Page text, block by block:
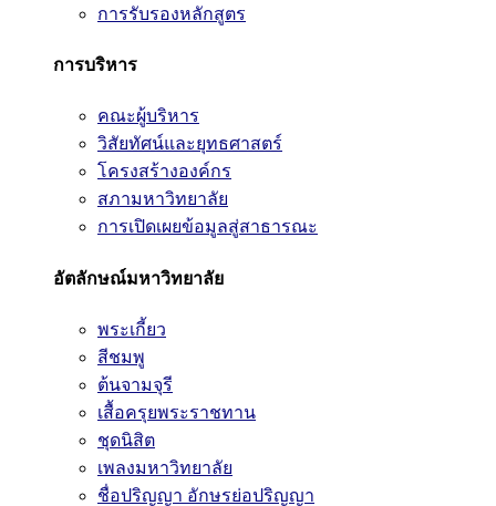
การรับรองหลักสูตร
การบริหาร
คณะผู้บริหาร
วิสัยทัศน์และยุทธศาสตร์
โครงสร้างองค์กร
สภามหาวิทยาลัย
การเปิดเผยข้อมูลสู่สาธารณะ
อัตลักษณ์มหาวิทยาลัย
พระเกี้ยว
สีชมพู
ต้นจามจุรี
เสื้อครุยพระราชทาน
ชุดนิสิต
เพลงมหาวิทยาลัย
ชื่อปริญญา อักษรย่อปริญญา